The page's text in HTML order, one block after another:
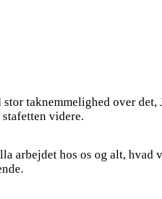
taknemmelighed over
videre.
arbejdet hos os og alt,